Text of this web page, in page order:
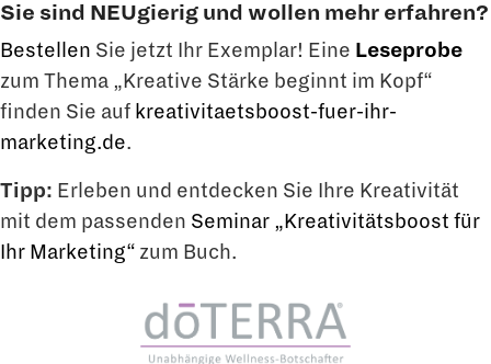
Sie sind NEUgierig und wollen mehr erfahren?
Bestellen Sie jetzt Ihr Exemplar! Eine Leseprobe
zum Thema „Kreative Stärke beginnt im Kopf“
finden Sie auf kreativitaetsboost-fuer-ihr-
marketing.de.
Tipp: Erleben und entdecken Sie Ihre Kreativität
mit dem passenden Seminar „Kreativitätsboost für
Ihr Marketing“ zum Buch.